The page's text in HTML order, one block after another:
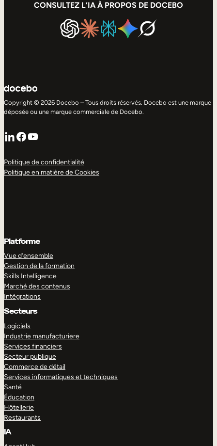
CONSULTEZ L’IA À PROPOS DE DOCEBO
Copyright © 2026 Docebo – Tous droits réservés. Docebo est une marque
déposée ou une marque commerciale de Docebo.
LinkedIn
Facebook
YouTube
Politique de confidentialité
Politique en matière de Cookies
Platforme
Vue d’ensemble
Gestion de la formation
Skills Intelligence
Marché des contenus
Intégrations
Secteurs
Logiciels
Industrie manufacturiere
Services financiers
Secteur publique
Commerce de détail
Services informatiques et techniques
Santé
Éducation
Hôtellerie
Restaurants
IA